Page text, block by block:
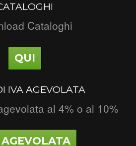
Cataloghi
QUI
IVA AGEVOLATA
al 4% o al 10%